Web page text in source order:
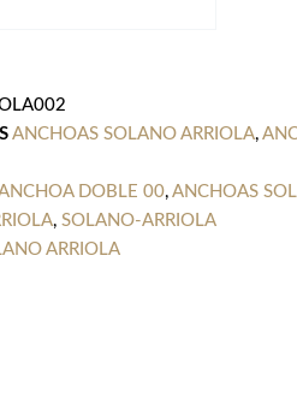
ANCHOAS SOLANO ARRIOLA,
DOBLE 00, ANCHOAS
, SOLANO-ARRIOLA
ARRIOLA